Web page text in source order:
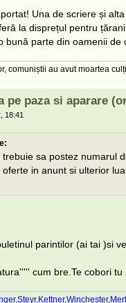
Una de scriere și
la disprețul pentru
bună parte din oamenii
comuniștii au avut moartea
pe paza si aparare
18:41
trebuie sa postez numarul
in anunt si ulterior
parintilor (ai tai )si
cum bre.Te cobori